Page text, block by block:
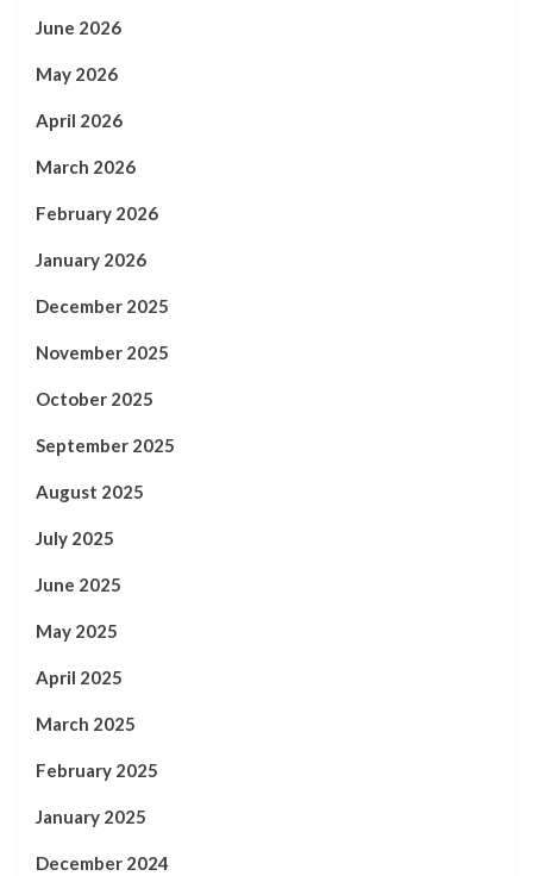
June 2026
May 2026
April 2026
March 2026
February 2026
January 2026
December 2025
November 2025
October 2025
September 2025
August 2025
July 2025
June 2025
May 2025
April 2025
March 2025
February 2025
January 2025
December 2024